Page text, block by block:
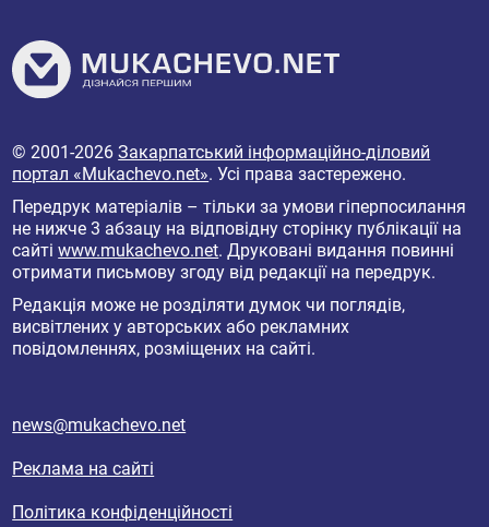
© 2001-2026Закарпатський інформаційно-діловий
портал «Mukachevo.net». Усі права застережено.
Передрук матеріалів – тільки за умови гіперпосилання
не нижче 3 абзацу на відповідну сторінку публікації на
сайтіwww.mukachevo.net. Друковані видання повинні
отримати письмову згоду від редакції на передрук.
Редакція може не розділяти думок чи поглядів,
висвітлених у авторських або рекламних
повідомленнях, розміщених на сайті.
news@mukachevo.net
Реклама на сайті
Політика конфіденційності